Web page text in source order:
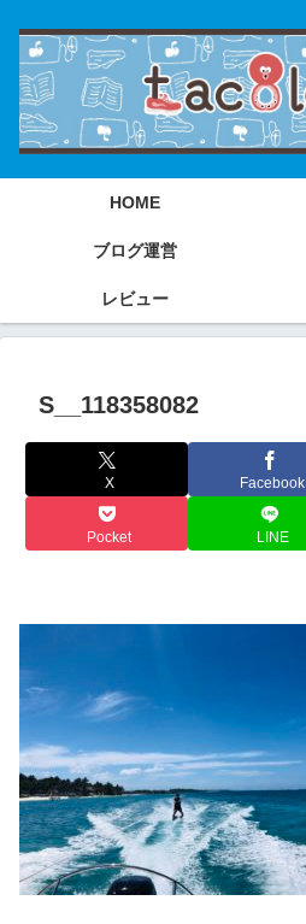
HOME
ブログ運営
レビュー
S__118358082
X Facebook
Pocket LINE